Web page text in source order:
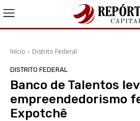
Início Distrito Federal
DISTRITO FEDERAL
Banco de Talentos
empreendedorismo
Expotchê